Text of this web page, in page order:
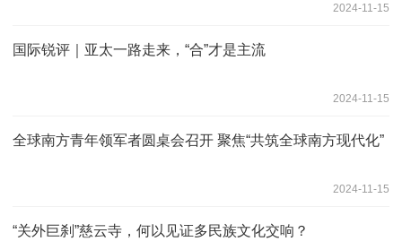
2024-11-15
国际锐评｜亚太一路走来，“合”才是主流
2024-11-15
全球南方青年领军者圆桌会召开 聚焦“共筑全球南方现代化”
2024-11-15
“关外巨刹”慈云寺，何以见证多民族文化交响？